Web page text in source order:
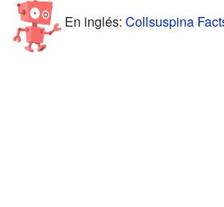
En inglés: Collsuspina